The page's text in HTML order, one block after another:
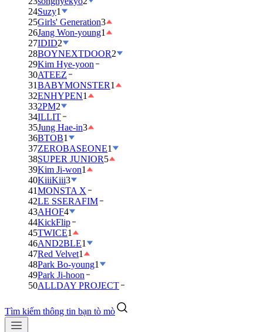
24Suzy1
25Girls' Generation3
26Jang Won-young1
27IDID2
28BOYNEXTDOOR2
29Kim Hye-yoon
30ATEEZ
31BABYMONSTER1
32ENHYPEN1
332PM2
34ILLIT
35Jung Hae-in3
36BTOB1
37ZEROBASEONE1
38SUPER JUNIOR5
39Kim Ji-won1
40KiiiKiii3
41MONSTA X
42LE SSERAFIM
43AHOF4
44KickFlip
45TWICE1
46AND2BLE1
47Red Velvet1
48Park Bo-young1
49Park Ji-hoon
50ALLDAY PROJECT
Tìm kiếm thông tin bạn tò mò